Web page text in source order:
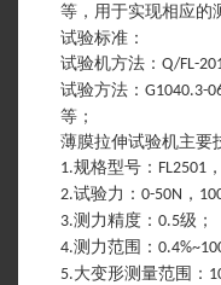
等 ， 用于实现相应的
试验标准：
试验机方法 ： Q/FL-
试验方法 ： G1040.3-
等 ；
薄膜拉伸试验机主要
1.规格型号 ： FL2501
2.试验力 ： 0-50N ，
3.测力精度 ： 0.5级 ；
4.测力范围 ：
5.大变形测量范围 ：